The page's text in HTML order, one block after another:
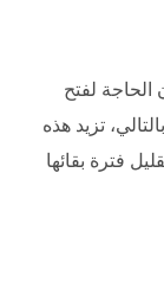
الحاجة لفتح
تزيد هذه
فترة بقائها